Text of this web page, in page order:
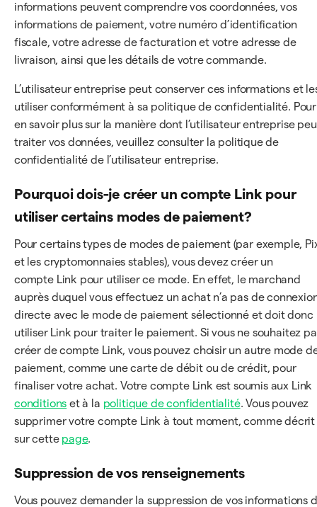
informations peuvent comprendre vos coordonnées, vos
informations de paiement, votre numéro d’identification
fiscale, votre adresse de facturation et votre adresse de
livraison, ainsi que les détails de votre commande.
L’utilisateur entreprise peut conserver ces informations et
utiliser conformément à sa politique de confidentialité. Pour
en savoir plus sur la manière dont l’utilisateur entreprise
traiter vos données, veuillez consulter la politique de
confidentialité de l’utilisateur entreprise.
Pourquoi dois-je créer un compte Link pour
utiliser certains modes de paiement?
Pour certains types de modes de paiement (par exemple,
et les cryptomonnaies stables), vous devez créer un
compte Link pour utiliser ce mode. En effet, le marchand
auprès duquel vous effectuez un achat n’a pas de
directe avec le mode de paiement sélectionné et doit donc
utiliser Link pour traiter le paiement. Si vous ne souhaitez
créer de compte Link, vous pouvez choisir un autre mode
paiement, comme une carte de débit ou de crédit, pour
finaliser votre achat. Votre compte Link est soumis aux Link
conditions et à la politique de confidentialité. Vous pouvez
supprimer votre compte Link à tout moment, comme décrit
sur cette page.
Suppression de vos renseignements
Vous pouvez demander la suppression de vos informations